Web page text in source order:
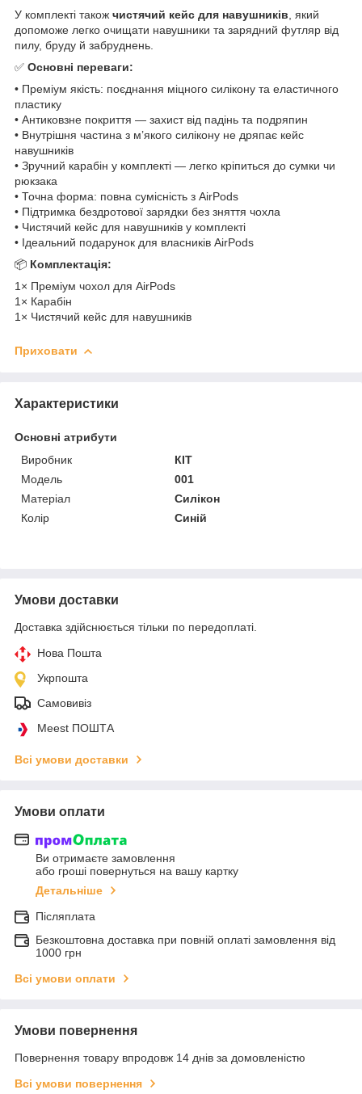
У комплекті також чистячий кейс для навушників , який
допоможе легко очищати навушники та зарядний футляр від
пилу, бруду й забруднень.
✅ Основні переваги:
• Преміум якість: поєднання міцного силікону та еластичного
пластику
• Антиковзне покриття — захист від падінь та подряпин
• Внутрішня частина з м’якого силікону не дряпає кейс
навушників
• Зручний карабін у комплекті — легко кріпиться до сумки чи
рюкзака
• Точна форма: повна сумісність з AirPods
• Підтримка бездротової зарядки без зняття чохла
• Чистячий кейс для навушників у комплекті
• Ідеальний подарунок для власників AirPods
📦 Комплектація:
1× Преміум чохол для AirPods
1× Карабін
1× Чистячий кейс для навушників
Приховати
Характеристики
Основні атрибути
Виробник
КІТ
Модель
001
Матеріал
Силікон
Колір
Синій
Умови доставки
Доставка здійснюється тільки по передоплаті.
Нова Пошта
Укрпошта
Самовивіз
Meest ПОШТА
Всі умови доставки
Умови оплати
Ви отримаєте замовлення
або гроші повернуться на вашу картку
Детальніше
Післяплата
Безкоштовна доставка при повній оплаті замовлення від
1000 грн
Всі умови оплати
Умови повернення
Повернення товару впродовж 14 днів за домовленістю
Всі умови повернення